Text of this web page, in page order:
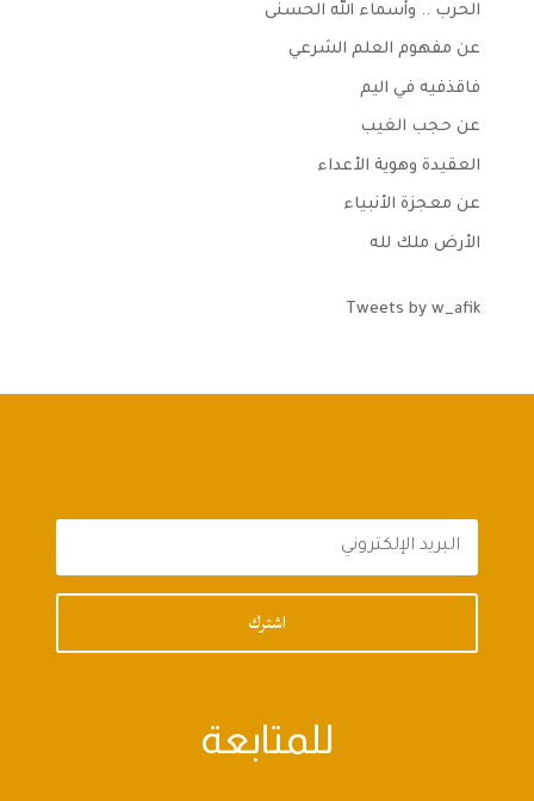
الحرب .. وأسماء الله الحسنى
عن مفهوم العلم الشرعي
فاقذفيه في اليم
عن حجب الغيب
العقيدة وهوية الأعداء
عن معجزة الأنبياء
الأرض ملك لله
Tweets by w_afik
اشترك
للمتابعة